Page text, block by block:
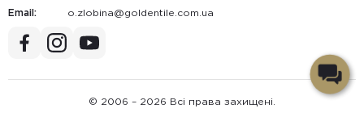
Email:
au.moc.elitnedlog@anibolz.o
© 2006 – 2026 Всі права захищені.